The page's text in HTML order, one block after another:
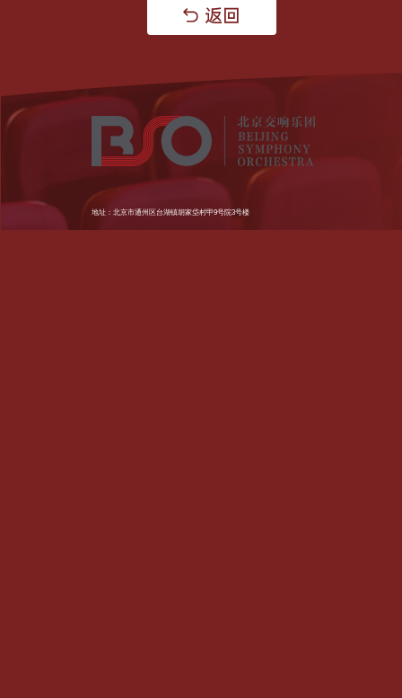
地址：北京市通州区台湖镇胡家垈村甲9号院3号楼